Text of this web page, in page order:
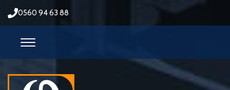
0560 94 63 88